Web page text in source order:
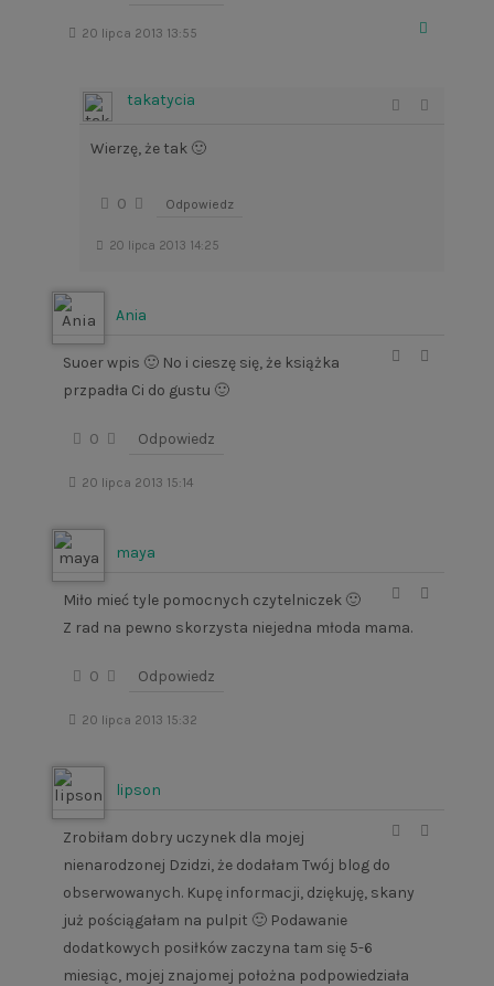
20 lipca 2013 13:55
takatycia
Wierzę, że tak 🙂
0 Odpowiedz
20 lipca 2013 14:25
Ania
Suoer wpis 🙂 No i cieszę się, że książka
przpadła Ci do gustu 🙂
0 Odpowiedz
20 lipca 2013 15:14
maya
Miło mieć tyle pomocnych czytelniczek 🙂
Z rad na pewno skorzysta niejedna młoda mama.
0 Odpowiedz
20 lipca 2013 15:32
lipson
Zrobiłam dobry uczynek dla mojej
nienarodzonej Dzidzi, że dodałam Twój blog do
obserwowanych. Kupę informacji, dziękuję, skany
już pościągałam na pulpit 🙂 Podawanie
dodatkowych posiłków zaczyna tam się 5-6
miesiąc, mojej znajomej położna podpowiedziała